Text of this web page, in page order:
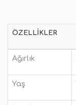
ÖZELLIKLER
Ağırlık
Yaş